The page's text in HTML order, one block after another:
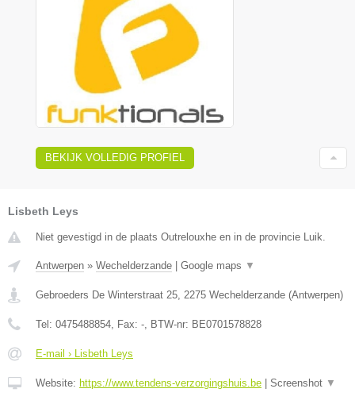
BEKIJK VOLLEDIG PROFIEL
Lisbeth Leys
Niet gevestigd in de plaats Outrelouxhe en in de provincie Luik.
Antwerpen » Wechelderzande Google maps ▼
Gebroeders De Winterstraat 25 2275 Wechelderzande (Antwerpen)
Tel: 0475488854 , Fax: - , BTW-nr: BE0701578828
E-mail › Lisbeth Leys
Website: https://www.tendens-verzorgingshuis.be Screenshot ▼